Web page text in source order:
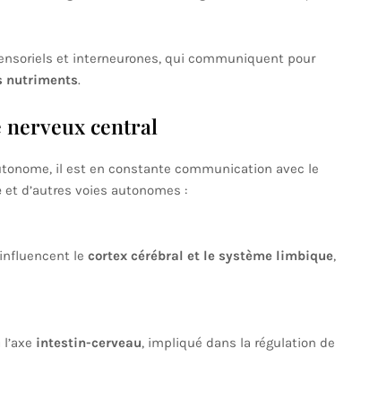
et interneurones, qui communiquent pour
nutriments.
nerveux central
il est en constante communication avec le
et d’autres voies autonomes :
le cortex cérébral et le système limbique,
intestin-cerveau, impliqué dans la régulation de